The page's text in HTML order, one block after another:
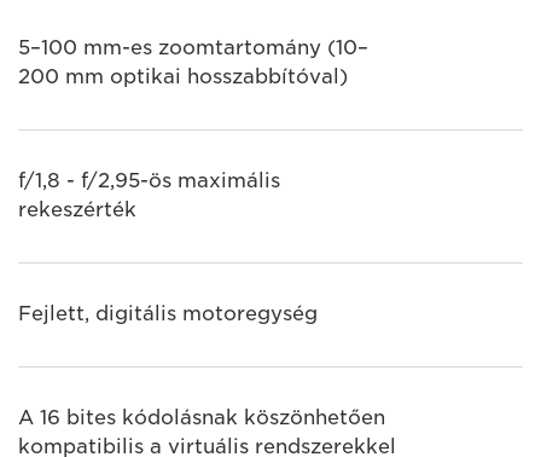
5–100 mm-es zoomtartomány (10–
200 mm optikai hosszabbítóval)
f/1,8 - f/2,95-ös maximális
rekeszérték
Fejlett, digitális motoregység
A 16 bites kódolásnak köszönhetően
kompatibilis a virtuális rendszerekkel